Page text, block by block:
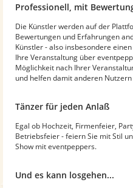
Professionell, mit
Die Künstler werden auf der
Bewertungen und Erfahrungen
Künstler - also insbesondere
Ihre Veranstaltung über
Möglichkeit nach Ihrer
und helfen damit anderen
Tänzer für jeden Anlaß
Egal ob Hochzeit, Firmenfeier,
Betriebsfeier - feiern Sie mit Stil
Show mit eventpeppers.
Und es kann losgehen...